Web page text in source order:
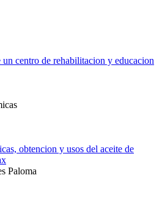
centro de rehabilitacion y educacion
obtencion y usos del aceite de
Paloma